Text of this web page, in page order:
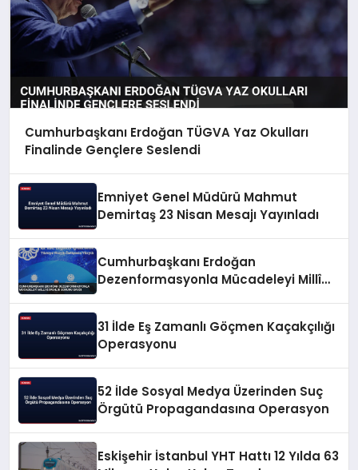
Cumhurbaşkanı Erdoğan TÜGVA Yaz Okulları
Finalinde Gençlere Seslendi
Emniyet Genel Müdürü Mahmut
Demirtaş 23 Nisan Mesajı Yayınladı
Cumhurbaşkanı Erdoğan
Dezenformasyonla Mücadeleyi Millî
31 İlde Eş Zamanlı Göçmen Kaçakçılığı
Operasyonu
52 İlde Sosyal Medya Üzerinden Suç
Örgütü Propagandasına Operasyon
Eskişehir İstanbul YHT Hattı 12 Yılda 63